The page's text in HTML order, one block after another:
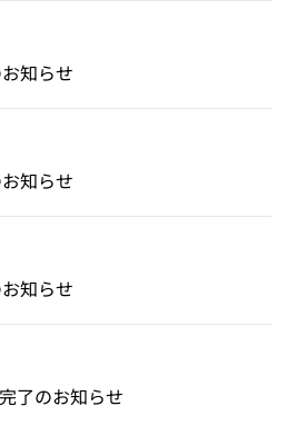
知らせ
知らせ
知らせ
了のお知らせ